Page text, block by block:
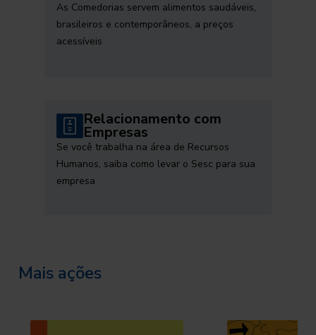
As Comedorias servem alimentos saudáveis,
brasileiros e contemporâneos, a preços
acessíveis
Relacionamento com
Empresas
Se você trabalha na área de Recursos
Humanos, saiba como levar o Sesc para sua
empresa
Mais ações